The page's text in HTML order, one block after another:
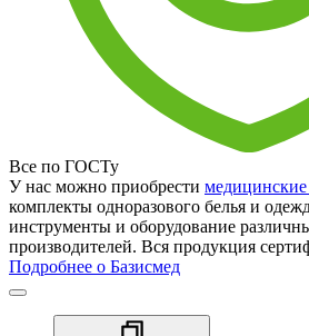
Все по ГОСТу
У нас можно приобрести
комплекты одноразового белья и
инструменты и оборудование
производителей. Вся продукция
Подробнее о Базисмед